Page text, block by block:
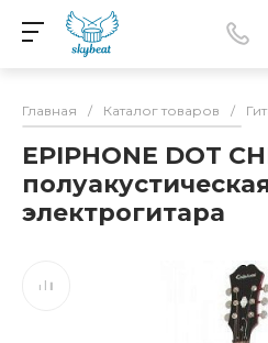
Главная / Каталог товаров /
EPIPHONE DOT
электрогитара